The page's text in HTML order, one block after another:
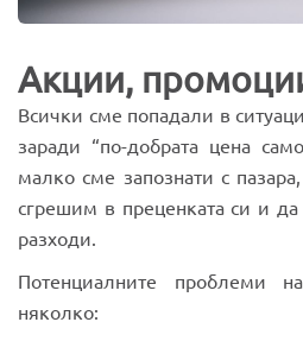
Акции,
Всички сме попадали в
заради “по-добрата цена
малко сме запознати с
сгрешим в преценката си и
разходи.
Потенциалните проблеми
няколко: